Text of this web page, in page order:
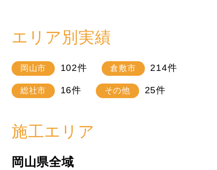
エリア別実績
岡山市 102件 倉敷市 214件
総社市 16件 その他 25件
施工エリア
岡山県全域